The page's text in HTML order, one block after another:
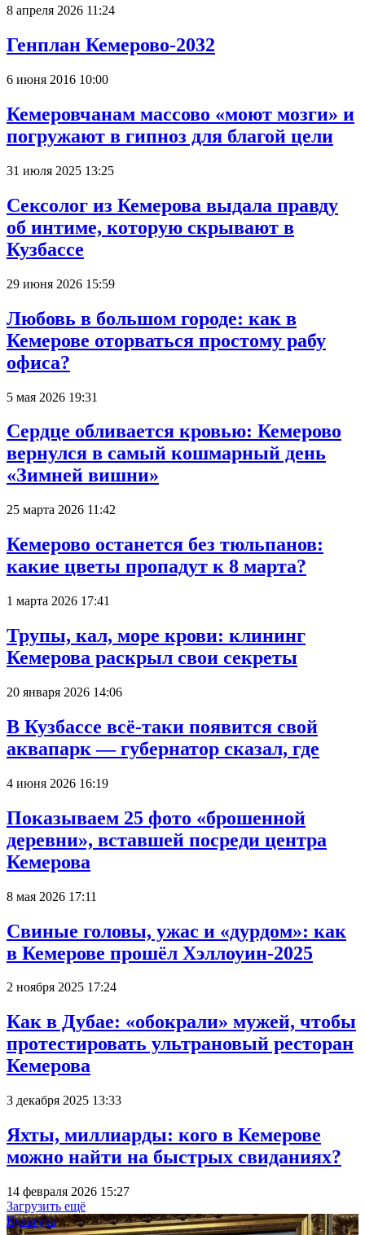
8 апреля 2026 11:24
Генплан Кемерово-2032
6 июня 2016 10:00
Кемеровчанам массово «моют мозги» и
погружают в гипноз для благой цели
31 июля 2025 13:25
Сексолог из Кемерова выдала правду
об интиме, которую скрывают в
Кузбассе
29 июня 2026 15:59
Любовь в большом городе: как в
Кемерове оторваться простому рабу
офиса?
5 мая 2026 19:31
Сердце обливается кровью: Кемерово
вернулся в самый кошмарный день
«Зимней вишни»
25 марта 2026 11:42
Кемерово останется без тюльпанов:
какие цветы пропадут к 8 марта?
1 марта 2026 17:41
Трупы, кал, море крови: клининг
Кемерова раскрыл свои секреты
20 января 2026 14:06
В Кузбассе всё-таки появится свой
аквапарк — губернатор сказал, где
4 июня 2026 16:19
Показываем 25 фото «брошенной
деревни», вставшей посреди центра
Кемерова
8 мая 2026 17:11
Свиные головы, ужас и «дурдом»: как
в Кемерове прошёл Хэллоуин-2025
2 ноября 2025 17:24
Как в Дубае: «обокрали» мужей, чтобы
протестировать ультрановый ресторан
Кемерова
3 декабря 2025 13:33
Яхты, миллиарды: кого в Кемерове
можно найти на быстрых свиданиях?
14 февраля 2026 15:27
Загрузить ещё
Культура